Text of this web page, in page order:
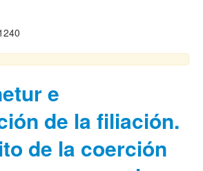
e
de la filiación.
de la coerción